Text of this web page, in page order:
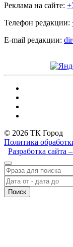
Реклама на сайте:
Телефон редакции:
E-mail редакции:
© 2026 ТК Город
Политика
Разработка сайта
Поиск